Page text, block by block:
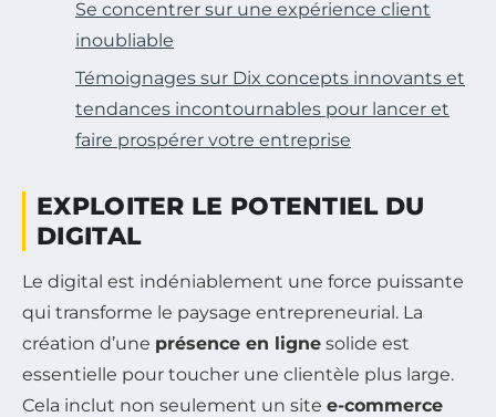
Se concentrer sur une expérience client
inoubliable
Témoignages sur Dix concepts innovants et
tendances incontournables pour lancer et
faire prospérer votre entreprise
EXPLOITER LE POTENTIEL DU
DIGITAL
Le digital est indéniablement une force puissante
qui transforme le paysage entrepreneurial. La
création d’une présence en ligne solide est
essentielle pour toucher une clientèle plus large.
Cela inclut non seulement un site e-commerce